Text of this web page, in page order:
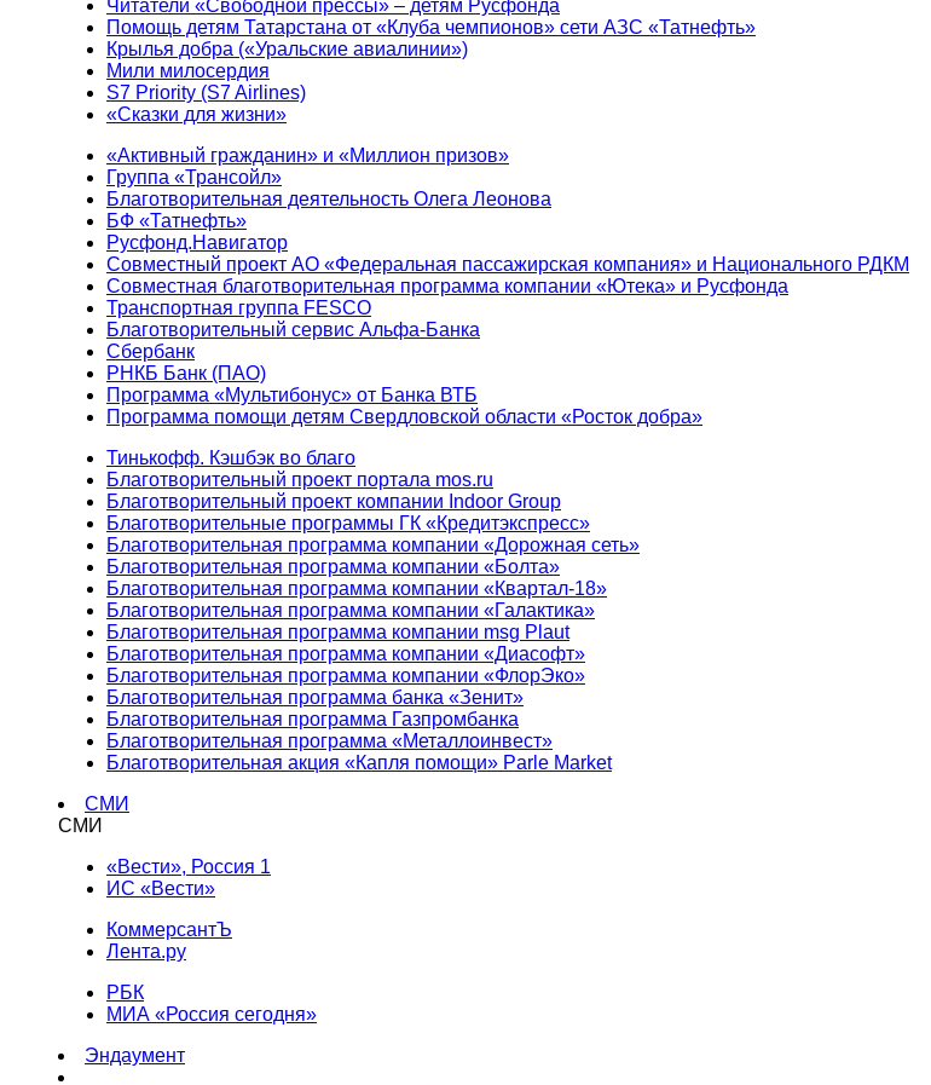
Читатели «Свободной прессы» – детям Русфонда
Помощь детям Татарстана от «Клуба чемпионов» сети АЗС «Татнефть»
Крылья добра («Уральские авиалинии»)
Мили милосердия
S7 Priority (S7 Airlines)
«Сказки для жизни»
«Активный гражданин» и «Миллион призов»
Группа «Трансойл»
Благотворительная деятельность Олега Леонова
БФ «Татнефть»
Русфонд.Навигатор
Совместный проект АО «Федеральная пассажирская компания» и Национального РДКМ
Совместная благотворительная программа компании «Ютека» и Русфонда
Транспортная группа FESCO
Благотворительный сервис Альфа-Банка
Сбербанк
РНКБ Банк (ПАО)
Программа «Мультибонус» от Банка ВТБ
Программа помощи детям Свердловской области «Росток добра»
Тинькофф. Кэшбэк во благо
Благотворительный проект портала mos.ru
Благотворительный проект компании Indoor Group
Благотворительные программы ГК «Кредитэкспресс»
Благотворительная программа компании «Дорожная сеть»
Благотворительная программа компании «Болта»
Благотворительная программа компании «Квартал-18»
Благотворительная программа компании «Галактика»
Благотворительная программа компании msg Plaut
Благотворительная программа компании «Диасофт»
Благотворительная программа компании «ФлорЭко»
Благотворительная программа банка «Зенит»
Благотворительная программа Газпромбанка
Благотворительная программа «Металлоинвест»
Благотворительная акция «Капля помощи» Parle Market
СМИ
СМИ
«Вести», Россия 1
ИС «Вести»
КоммерсантЪ
Лента.ру
РБК
МИА «Россия сегодня»
Эндаумент